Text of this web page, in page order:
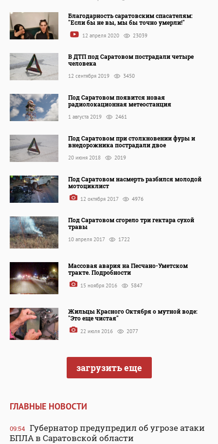
Благодарность саратовским спасателям:
"Если бы не вы, мы бы точно умерли!"
12 апреля 2020 23039
В ДТП под Саратовом пострадали четыре
человека
12 сентября 2019 3450
Под Саратовом появится новая
радиолокационная метеостанция
1 августа 2019 2461
Под Саратовом при столкновении фуры и
внедорожника пострадали двое
20 июня 2018 2019
Под Саратовом насмерть разбился молодой
мотоциклист
12 октября 2017 4976
Под Саратовом сгорело три гектара сухой
травы
10 апреля 2017 1722
Массовая авария на Песчано-Уметском
тракте. Подробности
15 ноября 2016 5847
Жильцы Красного Октября о мутной воде:
"Это еще чистая"
22 июля 2016 2077
загрузить еще
ГЛАВНЫЕ НОВОСТИ
09:54 Губернатор предупредил об угрозе атаки
БПЛА в Саратовской области